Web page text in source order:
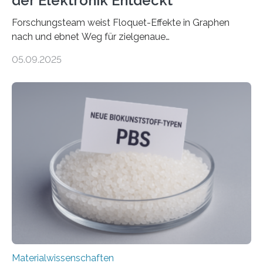
Forschungsteam weist Floquet-Effekte in Graphen
nach und ebnet Weg für zielgenaue
– nur eine Atomlage dick, aber extrem leitfähig und
Sensoren, leistungsstarken Batterien und effizienten
Solarzellen. Eine neue Studie hebt das Potenzial nun
noch auf ein neues Level: Zum ersten Mal haben
Forschende an der Universität Göttingen gemeinsam
mit Kollegen aus Braunschweig, Bremen und der
Schweiz direkt beobachtet, wie in Graphen…
05.09.2025
Materialwissenschaften